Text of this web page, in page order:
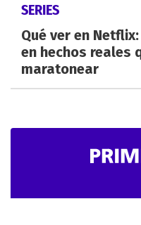
SERIES
Qué ver en
en hechos reales
maratonear